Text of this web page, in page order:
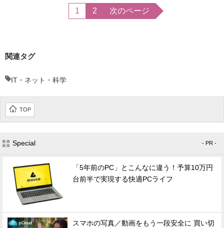
1 2 次のページ
関連タグ
IT・ネット・科学
TOP
Special - PR -
「5年前のPC」とこんなに違う！予算10万円
台前半で実現する快適PCライフ
スマホの写真／動画をもう一段安全に 買い切